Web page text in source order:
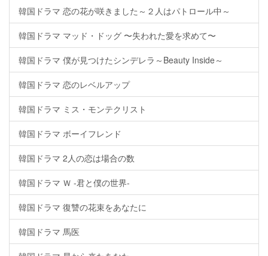
韓国ドラマ 恋の花が咲きました～２人はパトロール中～
韓国ドラマ マッド・ドッグ 〜失われた愛を求めて〜
韓国ドラマ 僕が見つけたシンデレラ～Beauty Inside～
韓国ドラマ 恋のレベルアップ
韓国ドラマ ミス・モンテクリスト
韓国ドラマ ボーイフレンド
韓国ドラマ 2人の恋は場合の数
韓国ドラマ Ｗ -君と僕の世界-
韓国ドラマ 復讐の花束をあなたに
韓国ドラマ 馬医